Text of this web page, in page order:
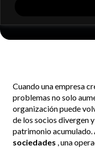
Cuando una empresa
problemas no solo
organización puede
de los socios divergen
patrimonio acumulado.
sociedades , una